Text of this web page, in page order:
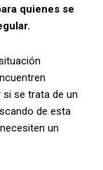
quienes se
se trata de un
de esta
un